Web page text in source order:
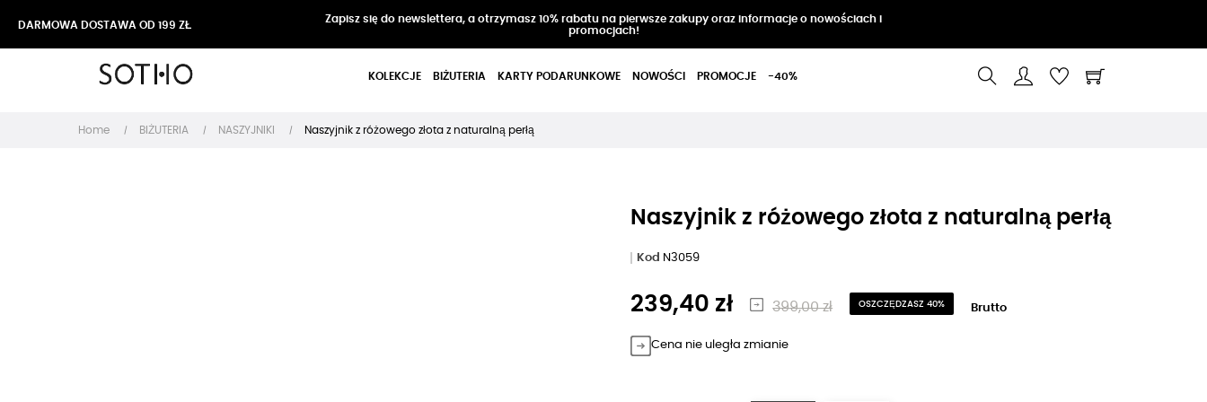
DARMOWA DOSTAWA OD 199 ZŁ
Zapisz się do newslettera, a otrzymasz 10% rabatu na pierwsze zakupy oraz informacje o nowościach i
promocjach!
KOLEKCJE BIŻUTERIA KARTY PODARUNKOWE NOWOŚCI PROMOCJE -40%
Home BIŻUTERIA NASZYJNIKI Naszyjnik z różowego złota z naturalną perłą
Naszyjnik z różowego złota z naturalną perłą
Kod N3059
239,40 zł 399,00 zł OSZCZĘDZASZ 40% Brutto
Cena nie uległa zmianie